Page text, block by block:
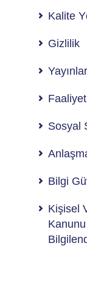
Kalite
Gizlilik
Sosyal
Bilgi
Kişisel